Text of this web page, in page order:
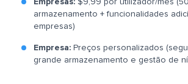
Empresas: $9,99 por utilizador/mês
armazenamento + funcionalidades
empresas)
Empresa: Preços personalizados
grande armazenamento e gestão de